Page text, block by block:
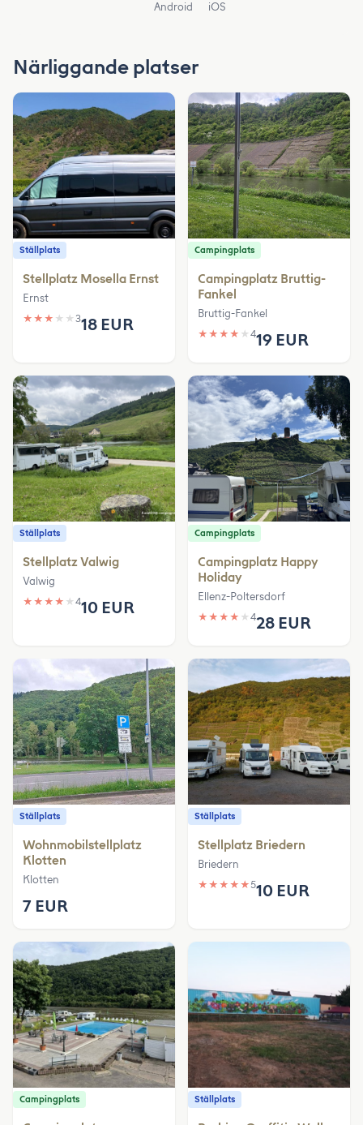
Android iOS
Närliggande platser
Ställplats
Stellplatz Mosella Ernst
Ernst
★ ★ ★ ★ ★ 318 EUR
Campingplats
Campingplatz Bruttig-
Fankel
Bruttig-Fankel
★ ★ ★ ★ ★ 419 EUR
Ställplats
Stellplatz Valwig
Valwig
★ ★ ★ ★ ★ 410 EUR
Campingplats
Campingplatz Happy
Holiday
Ellenz-Poltersdorf
★ ★ ★ ★ ★ 428 EUR
Ställplats
Wohnmobilstellplatz
Klotten
Klotten
7 EUR
Ställplats
Stellplatz Briedern
Briedern
★ ★ ★ ★ ★510 EUR
Campingplats Ställplats